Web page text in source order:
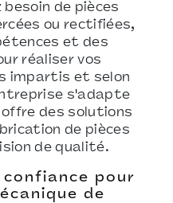
besoin de pièces
ou rectifiées,
et des
réaliser vos
impartis et selon
s'adapte
des solutions
de pièces
de qualité.
pour
de